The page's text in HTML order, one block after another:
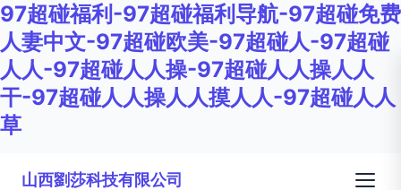
97超碰福利-97超碰福利导航-97超碰免费
人妻中文-97超碰欧美-97超碰人-97超碰
人人-97超碰人人操-97超碰人人操人人
干-97超碰人人操人人摸人人-97超碰人人
草
山西劉莎科技有限公司